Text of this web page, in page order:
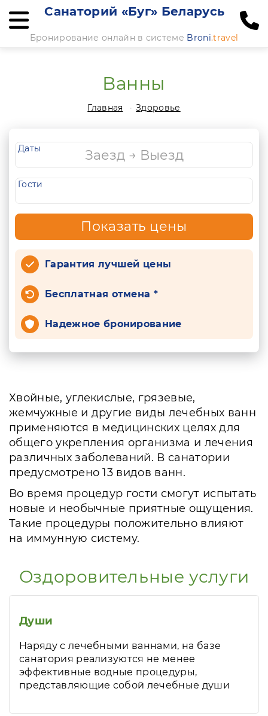
Санаторий «Буг» Беларусь
Бронирование онлайн в системе Broni.travel
Ванны
Главная Здоровье
Даты
Гости
Показать цены
Гарантия лучшей цены
Бесплатная отмена *
Надежное бронирование
Хвойные, углекислые, грязевые,
жемчужные и другие виды лечебных ванн
применяются в медицинских целях для
общего укрепления организма и лечения
различных заболеваний. В санатории
предусмотрено 13 видов ванн.
Во время процедур гости смогут испытать
новые и необычные приятные ощущения.
Такие процедуры положительно влияют
на иммунную систему.
Оздоровительные услуги
Души
Наряду с лечебными ваннами, на базе
санатория реализуются не менее
эффективные водные процедуры,
представляющие собой лечебные души